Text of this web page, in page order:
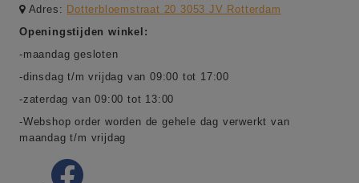
Adres: Dotterbloemstraat 20 3053 JV Rotterdam
Openingstijden winkel:
-maandag gesloten
-dinsdag t/m vrijdag van 09:00 tot 17:00
-zaterdag van 09:00 tot 13:00
-Webshop order worden de gehele dag verwerkt van
maandag t/m vrijdag